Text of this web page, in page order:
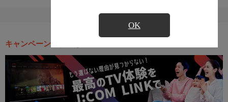
OK
キャンペーン・お得な情報